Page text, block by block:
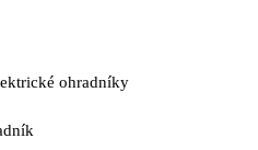
ohradníky